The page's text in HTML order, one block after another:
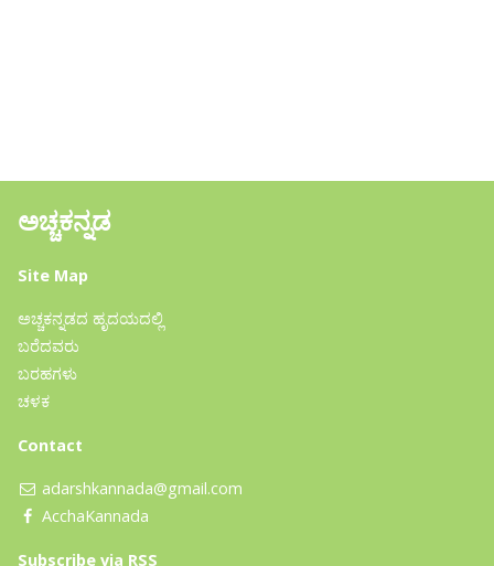
ಅಚ್ಚಕನ್ನಡ
Site Map
ಅಚ್ಚಕನ್ನಡದ ಹೃದಯದಲ್ಲಿ
ಬರೆದವರು
ಬರಹಗಳು
ಚಳಕ
Contact
adarshkannada@gmail.com
AcchaKannada
Subscribe via RSS